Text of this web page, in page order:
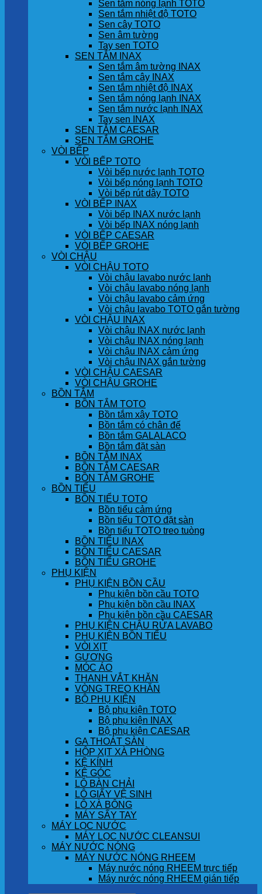
Sen tắm nóng lạnh TOTO
Sen tắm nhiệt độ TOTO
Sen cây TOTO
Sen âm tường
Tay sen TOTO
SEN TẮM INAX
Sen tắm âm tường INAX
Sen tắm cây INAX
Sen tắm nhiệt độ INAX
Sen tắm nóng lạnh INAX
Sen tắm nước lạnh INAX
Tay sen INAX
SEN TẮM CAESAR
SEN TẮM GROHE
VÒI BẾP
VÒI BẾP TOTO
Vòi bếp nước lạnh TOTO
Vòi bếp nóng lạnh TOTO
Vòi bếp rút dây TOTO
VÒI BẾP INAX
Vòi bếp INAX nước lạnh
Vòi bếp INAX nóng lạnh
VÒI BẾP CAESAR
VÒI BẾP GROHE
VÒI CHẬU
VÒI CHẬU TOTO
Vòi chậu lavabo nước lạnh
Vòi chậu lavabo nóng lạnh
Vòi chậu lavabo cảm ứng
Vòi chậu lavabo TOTO gắn tường
VÒI CHẬU INAX
Vòi chậu INAX nước lạnh
Vòi chậu INAX nóng lạnh
Vòi chậu INAX cảm ứng
Vòi chậu INAX gắn tường
VÒI CHẬU CAESAR
VÒI CHẬU GROHE
BỒN TẮM
BỒN TẮM TOTO
Bồn tắm xây TOTO
Bồn tắm có chân đế
Bồn tắm GALALACO
Bồn tắm đặt sàn
BỒN TẮM INAX
BỒN TẮM CAESAR
BỒN TẮM GROHE
BỒN TIỂU
BỒN TIỂU TOTO
Bồn tiểu cảm ứng
Bồn tiểu TOTO đặt sàn
Bồn tiểu TOTO treo tuòng
BỒN TIỂU INAX
BỒN TIỂU CAESAR
BỒN TIỂU GROHE
PHỤ KIỆN
PHỤ KIỆN BỒN CẦU
Phụ kiện bồn cầu TOTO
Phụ kiện bồn cầu INAX
Phụ kiện bồn cầu CAESAR
PHỤ KIỆN CHẬU RỬA LAVABO
PHỤ KIỆN BỒN TIỂU
VÒI XỊT
GƯƠNG
MÓC ÁO
THANH VẮT KHĂN
VÒNG TREO KHĂN
BỘ PHỤ KIỆN
Bộ phụ kiện TOTO
Bộ phụ kiện INAX
Bộ phụ kiện CAESAR
GA THOÁT SÀN
HỘP XỊT XÀ PHÒNG
KỆ KÍNH
KỆ GÓC
LÔ BÀN CHẢI
LÔ GIẤY VỆ SINH
LÔ XÀ BÔNG
MÁY SẤY TAY
MÁY LỌC NƯỚC
MÁY LỌC NƯỚC CLEANSUI
MÁY NƯỚC NÓNG
MÁY NƯỚC NÓNG RHEEM
Máy nước nóng RHEEM trực tiếp
Máy nước nóng RHEEM gián tiếp